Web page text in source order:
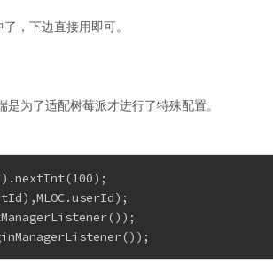
，下边直接用即可。
为了适配树莓派才进行了特殊配置。